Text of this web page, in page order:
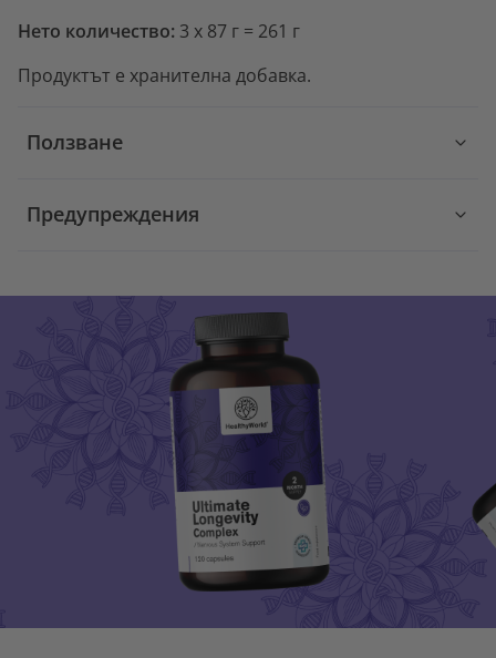
Нето количество: 3 x 87 г = 261 г
Продуктът е хранителна добавка.
Ползване
Предупреждения